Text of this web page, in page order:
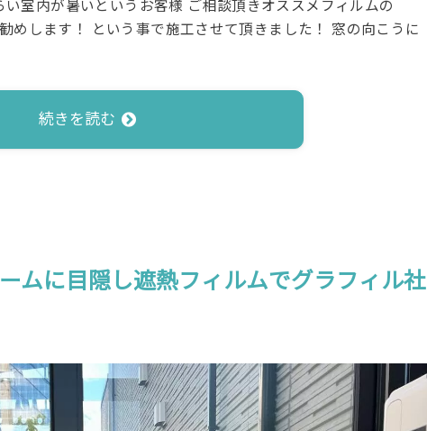
室内が暑いというお客様 ご相談頂きオススメフィルムの
めします！ という事で施工させて頂きました！ 窓の向こうに
続きを読む
ムに目隠し遮熱フィルムでグラフィル社